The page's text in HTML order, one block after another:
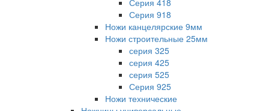
Серия 418
Серия 918
Ножи канцелярские 9мм
Ножи строительные 25мм
серия 325
серия 425
серия 525
Серия 925
Ножи технические